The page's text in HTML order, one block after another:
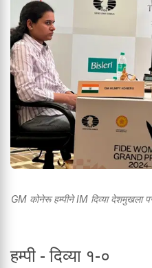
GM कोनेरू हम्पीने IM दिव्या देशमुखला
हम्पी - दिव्या १-०